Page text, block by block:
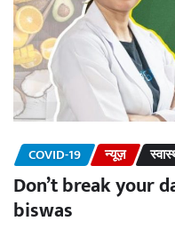
COVID-19 न्यूज़
Don’t break your
biswas